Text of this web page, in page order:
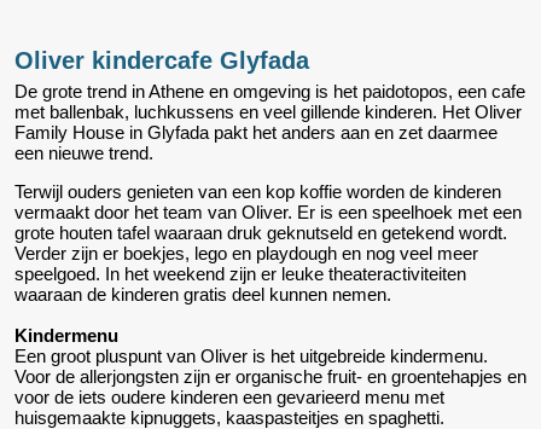
Oliver kindercafe Glyfada
De grote trend in Athene en omgeving is het paidotopos, een cafe
met ballenbak, luchkussens en veel gillende kinderen. Het Oliver
Family House in Glyfada pakt het anders aan en zet daarmee
een nieuwe trend.
Terwijl ouders genieten van een kop koffie worden de kinderen
vermaakt door het team van Oliver. Er is een speelhoek met een
grote houten tafel waaraan druk geknutseld en getekend wordt.
Verder zijn er boekjes, lego en playdough en nog veel meer
speelgoed. In het weekend zijn er leuke theateractiviteiten
waaraan de kinderen gratis deel kunnen nemen.
Kindermenu
Een groot pluspunt van Oliver is het uitgebreide kindermenu.
Voor de allerjongsten zijn er organische fruit- en groentehapjes en
voor de iets oudere kinderen een gevarieerd menu met
huisgemaakte kipnuggets, kaaspasteitjes en spaghetti.